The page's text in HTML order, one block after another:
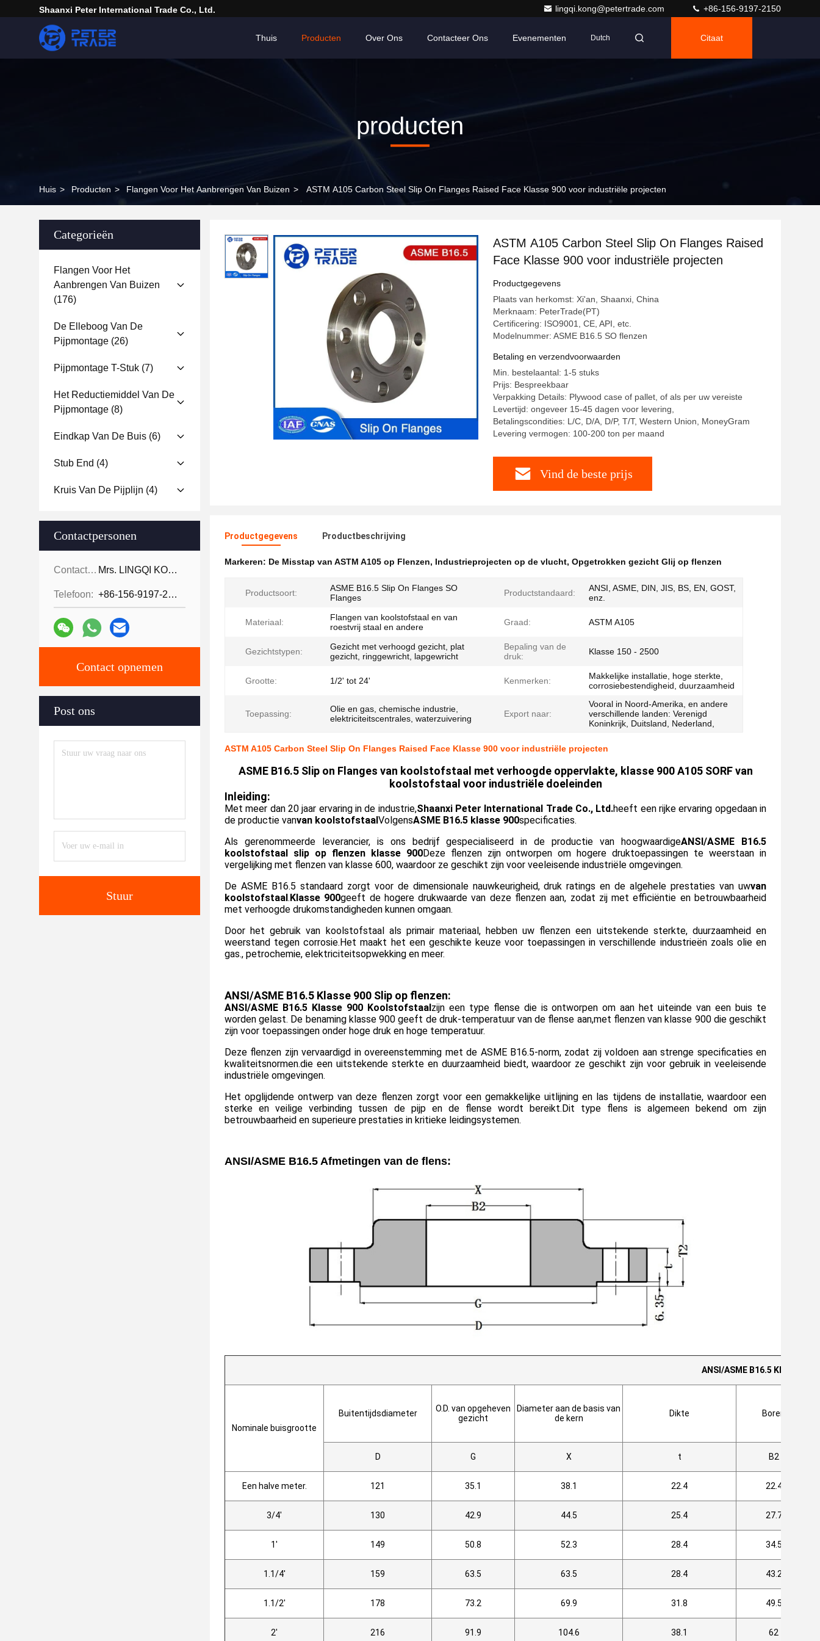
Shaanxi Peter International Trade Co., Ltd. lingqi.kong@petertrade.com +86-156-9197-2150
Thuis Producten Over Ons Contacteer Ons Evenementen Dutch Citaat
producten
Huis > Producten > Flangen Voor Het Aanbrengen Van Buizen > ASTM A105 Carbon Steel Slip On Flanges Raised Face Klasse 900 voor industriële projecten
Categorieën
Flangen Voor Het
Aanbrengen Van Buizen
(176)
De Elleboog Van De
Pijpmontage (26)
Pijpmontage T-Stuk (7)
Het Reductiemiddel Van De
Pijpmontage (8)
Eindkap Van De Buis (6)
Stub End (4)
Kruis Van De Pijplijn (4)
Contactpersonen
Contactpersonen: Mrs. LINGQI KONG
Telefoon: +86-156-9197-2150
Contact opnemen
Post ons
Stuur
ASTM A105 Carbon Steel Slip On Flanges Raised
Face Klasse 900 voor industriële projecten
Productgegevens
Plaats van herkomst: Xi'an, Shaanxi, China
Merknaam: PeterTrade(PT)
Certificering: ISO9001, CE, API, etc.
Modelnummer: ASME B16.5 SO flenzen
Betaling en verzendvoorwaarden
Min. bestelaantal: 1-5 stuks
Prijs: Bespreekbaar
Verpakking Details: Plywood case of pallet, of als per uw vereiste
Levertijd: ongeveer 15-45 dagen voor levering,
Betalingscondities: L/C, D/A, D/P, T/T, Western Union, MoneyGram
Levering vermogen: 100-200 ton per maand
Vind de beste prijs
Productgegevens Productbeschrijving
Markeren: De Misstap van ASTM A105 op Flenzen, Industrieprojecten op de vlucht, Opgetrokken gezicht Glij op flenzen
Productsoort:
ASME B16.5 Slip On Flanges SO
Flanges
Productstandaard:
ANSI, ASME, DIN, JIS, BS, EN, GOST,
enz.
Materiaal:
Flangen van koolstofstaal en van
roestvrij staal en andere
Graad: ASTM A105
Gezichtstypen:
Gezicht met verhoogd gezicht, plat
gezicht, ringgewricht, lapgewricht
Bepaling van de
druk:
Klasse 150 - 2500
Grootte: 1/2' tot 24' Kenmerken:
Makkelijke installatie, hoge sterkte,
corrosiebestendigheid, duurzaamheid
Toepassing:
Olie en gas, chemische industrie,
elektriciteitscentrales, waterzuivering
Export naar:
Vooral in Noord-Amerika, en andere
verschillende landen: Verenigd
Koninkrijk, Duitsland, Nederland,
ASTM A105 Carbon Steel Slip On Flanges Raised Face Klasse 900 voor industriële projecten
ASME B16.5 Slip on Flanges van koolstofstaal met verhoogde oppervlakte, klasse 900 A105 SORF van
koolstofstaal voor industriële doeleinden
Inleiding:
Met meer dan 20 jaar ervaring in de industrie,Shaanxi Peter International Trade Co., Ltd.heeft een rijke ervaring opgedaan in
de productie vanvan koolstofstaalVolgensASME B16.5 klasse 900specificaties.
Als gerenommeerde leverancier, is ons bedrijf gespecialiseerd in de productie van hoogwaardigeANSI/ASME B16.5
koolstofstaal slip op flenzen klasse 900Deze flenzen zijn ontworpen om hogere druktoepassingen te weerstaan in
vergelijking met flenzen van klasse 600, waardoor ze geschikt zijn voor veeleisende industriële omgevingen.
De ASME B16.5 standaard zorgt voor de dimensionale nauwkeurigheid, druk ratings en de algehele prestaties van uwvan
koolstofstaal.Klasse 900geeft de hogere drukwaarde van deze flenzen aan, zodat zij met efficiëntie en betrouwbaarheid
met verhoogde drukomstandigheden kunnen omgaan.
Door het gebruik van koolstofstaal als primair materiaal, hebben uw flenzen een uitstekende sterkte, duurzaamheid en
weerstand tegen corrosie.Het maakt het een geschikte keuze voor toepassingen in verschillende industrieën zoals olie en
gas., petrochemie, elektriciteitsopwekking en meer.
ANSI/ASME B16.5 Klasse 900 Slip op flenzen:
ANSI/ASME B16.5 Klasse 900 Koolstofstaalzijn een type flense die is ontworpen om aan het uiteinde van een buis te
worden gelast. De benaming klasse 900 geeft de druk-temperatuur van de flense aan,met flenzen van klasse 900 die geschikt
zijn voor toepassingen onder hoge druk en hoge temperatuur.
Deze flenzen zijn vervaardigd in overeenstemming met de ASME B16.5-norm, zodat zij voldoen aan strenge specificaties en
kwaliteitsnormen.die een uitstekende sterkte en duurzaamheid biedt, waardoor ze geschikt zijn voor gebruik in veeleisende
industriële omgevingen.
Het opglijdende ontwerp van deze flenzen zorgt voor een gemakkelijke uitlijning en las tijdens de installatie, waardoor een
sterke en veilige verbinding tussen de pijp en de flense wordt bereikt.Dit type flens is algemeen bekend om zijn
betrouwbaarheid en superieure prestaties in kritieke leidingsystemen.
ANSI/ASME B16.5 Afmetingen van de flens:
ANSI/ASME B16.5 Klasse
Nominale buisgrootte
Buitentijdsdiameter
O.D. van opgeheven
gezicht
Diameter aan de basis van
de kern
Dikte Boren
D G X t B2
Een halve meter. 121 35.1 38.1 22.4 22.4
3/4' 130 42.9 44.5 25.4 27.7
1' 149 50.8 52.3 28.4 34.5
1.1/4' 159 63.5 63.5 28.4 43.2
1.1/2' 178 73.2 69.9 31.8 49.5
2' 216 91.9 104.6 38.1 62